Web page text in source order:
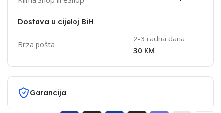
Dostava u cijeloj BiH
Brza pošta
2-3 radna dana
30 KM
Garancija